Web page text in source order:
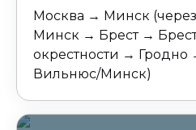
Москва → Минск
Минск → Брест →
окрестности → Гродно
Вильнюс/Минск)